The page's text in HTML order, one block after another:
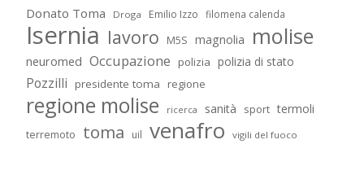
Donato Toma Droga Emilio Izzo filomena calenda
Isernia lavoro M5S magnolia molise
neuromed Occupazione polizia polizia di stato
Pozzilli presidente toma regione
regione molise ricerca sanità sport termoli
terremoto toma uil venafro vigili del fuoco